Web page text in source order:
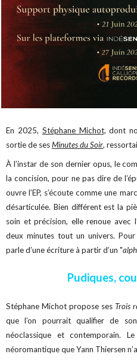
En 2025, Stéphane Michot, dont
sortie de sesMinutes du Soir,
À l’instar de son dernier opus, le
la concision, pour ne pas dire de
ouvre l’EP, s’écoute comme une
désarticulée. Bien différent est la
soin et précision, elle renoue avec
deux minutes tout un univers.
parle d’une écriture à partir d’un "
Pudiques,
Stéphane Michot propose sesTrois
que l’on pourrait qualifier de
néoclassique et contemporain. Le
néoromantique que Yann Thiersen